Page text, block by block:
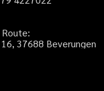
Route:
16, 37688 Beverungen